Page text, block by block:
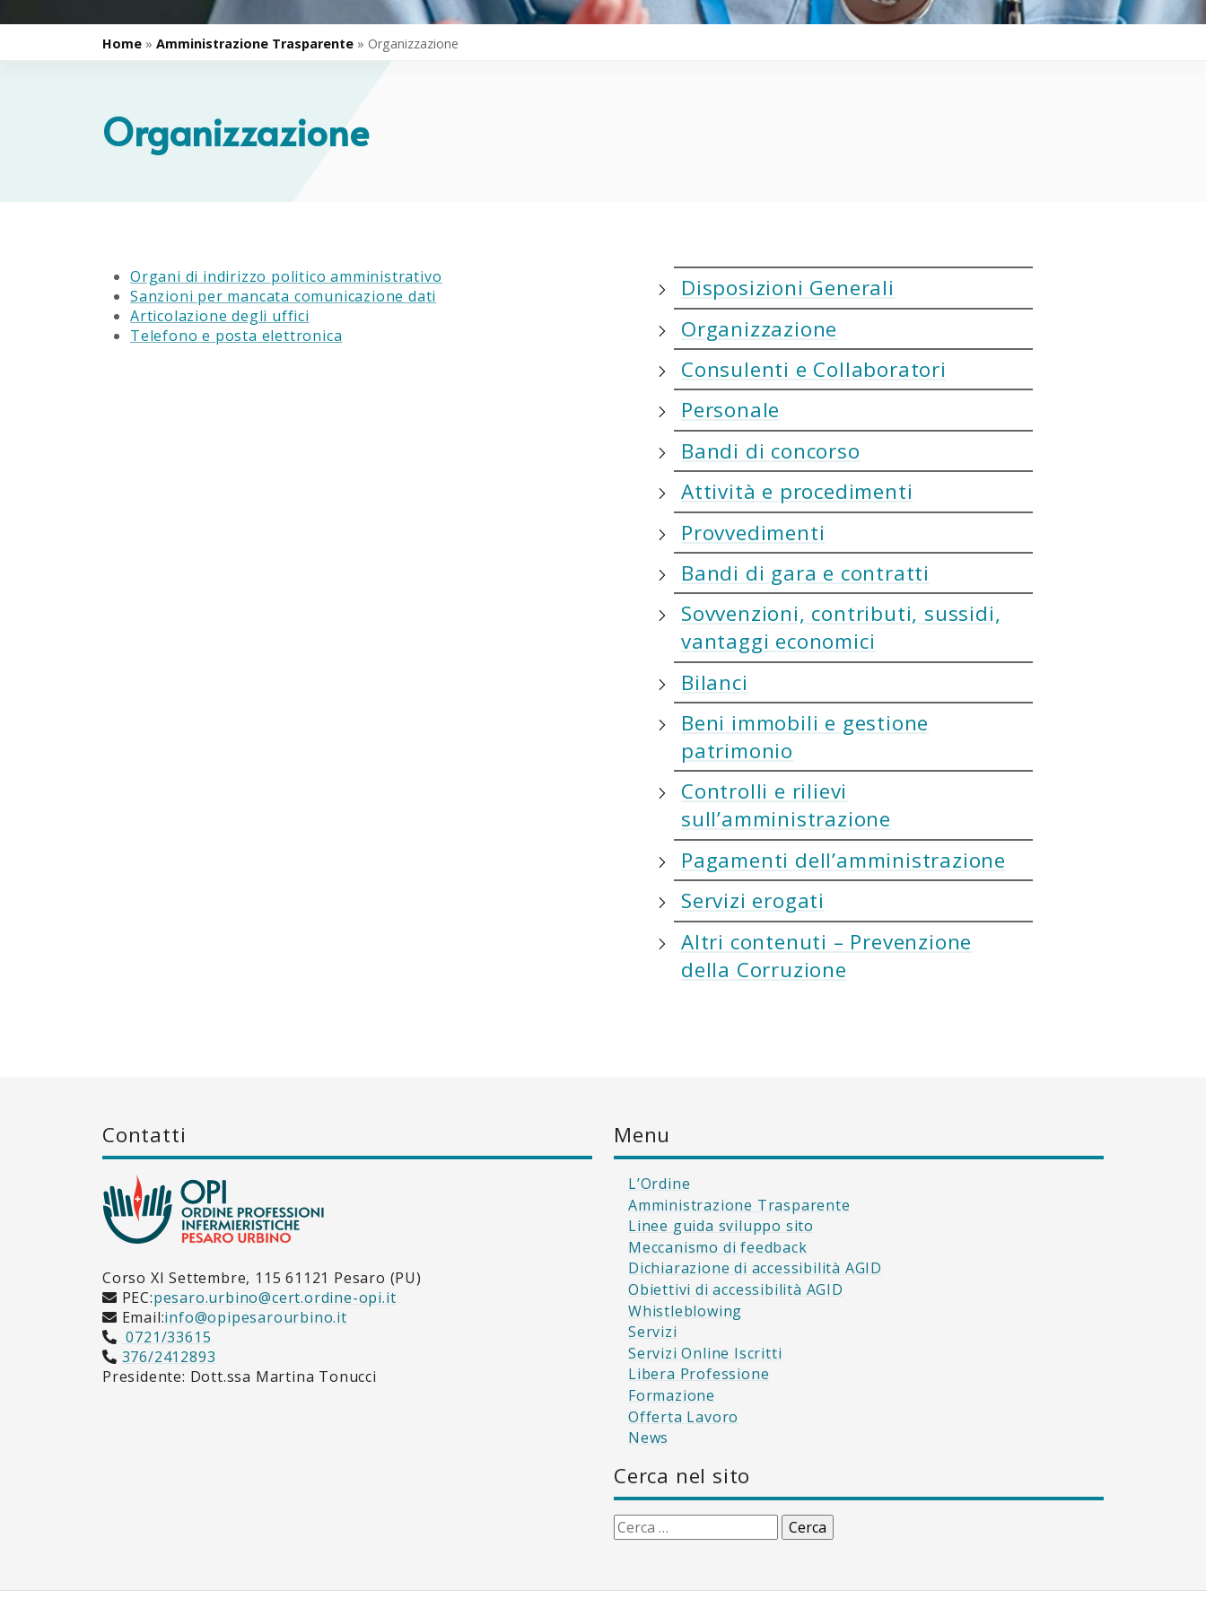
Home » Amministrazione Trasparente » Organizzazione
Organizzazione
Organi di indirizzo politico amministrativo
Sanzioni per mancata comunicazione dati
Articolazione degli uffici
Telefono e posta elettronica
Disposizioni Generali
Organizzazione
Consulenti e Collaboratori
Personale
Bandi di concorso
Attività e procedimenti
Provvedimenti
Bandi di gara e contratti
Sovvenzioni, contributi, sussidi,
vantaggi economici
Bilanci
Beni immobili e gestione
patrimonio
Controlli e rilievi
sull’amministrazione
Pagamenti dell’amministrazione
Servizi erogati
Altri contenuti – Prevenzione
della Corruzione
Contatti
Corso XI Settembre, 115 61121 Pesaro (PU)
PEC:pesaro.urbino@cert.ordine-opi.it
Email:info@opipesarourbino.it
0721/33615
376/2412893
Presidente: Dott.ssa Martina Tonucci
Menu
L’Ordine
Amministrazione Trasparente
Linee guida sviluppo sito
Meccanismo di feedback
Dichiarazione di accessibilità AGID
Obiettivi di accessibilità AGID
Whistleblowing
Servizi
Servizi Online Iscritti
Libera Professione
Formazione
Offerta Lavoro
News
Cerca nel sito
Ricerca
per: